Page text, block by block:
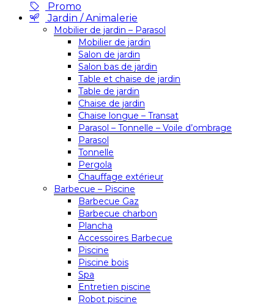
Promo
Jardin / Animalerie
Mobilier de jardin – Parasol
Mobilier de jardin
Salon de jardin
Salon bas de jardin
Table et chaise de jardin
Table de jardin
Chaise de jardin
Chaise longue – Transat
Parasol – Tonnelle – Voile d’ombrage
Parasol
Tonnelle
Pergola
Chauffage extérieur
Barbecue – Piscine
Barbecue Gaz
Barbecue charbon
Plancha
Accessoires Barbecue
Piscine
Piscine bois
Spa
Entretien piscine
Robot piscine